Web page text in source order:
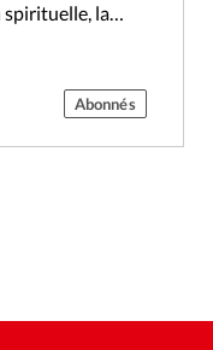
spirituelle, la
Abonnés